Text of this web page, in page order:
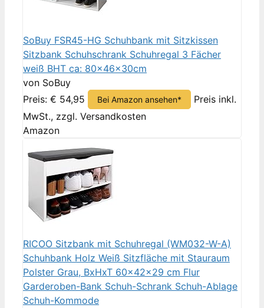
SoBuy FSR45-HG Schuhbank mit Sitzkissen
Sitzbank Schuhschrank Schuhregal 3 Fächer
weiß BHT ca: 80x46x30cm
von SoBuy
Preis: € 54,95
Bei Amazon ansehen*
Preis inkl.
MwSt., zzgl. Versandkosten
Amazon
RICOO Sitzbank mit Schuhregal (WM032-W-A)
Schuhbank Holz Weiß Sitzfläche mit Stauraum
Polster Grau, BxHxT 60x42x29 cm Flur
Garderoben-Bank Schuh-Schrank Schuh-Ablage
Schuh-Kommode